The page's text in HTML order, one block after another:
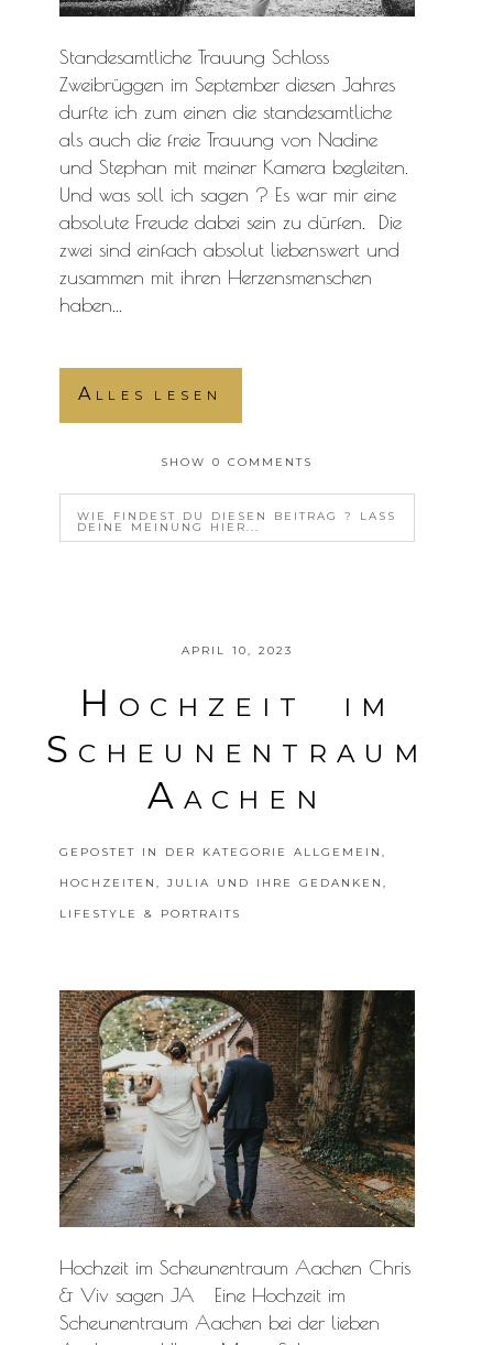
Standesamtliche Trauung Schloss
Zweibrüggen im September diesen Jahres
durfte ich zum einen die standesamtliche
als auch die freie Trauung von Nadine
und Stephan mit meiner Kamera begleiten.
Und was soll ich sagen ? Es war mir eine
absolute Freude dabei sein zu dürfen. Die
zwei sind einfach absolut liebenswert und
zusammen mit ihren Herzensmenschen
haben...
Alles lesen
SHOW0 COMMENTS
WIE FINDEST DU DIESEN BEITRAG ? LASS
DEINE MEINUNG HIER...
POSTE DEINE MEINUNG
APRIL 10, 2023
Hochzeit im
Scheunentraum
Aachen
GEPOSTET IN DER KATEGORIE ALLGEMEIN
HOCHZEITEN JULIA UND IHRE GEDANKEN
LIFESTYLE & PORTRAITS
Hochzeit im Scheunentraum Aachen Chris
& Viv sagen JA Eine Hochzeit im
Scheunentraum Aachen bei der lieben